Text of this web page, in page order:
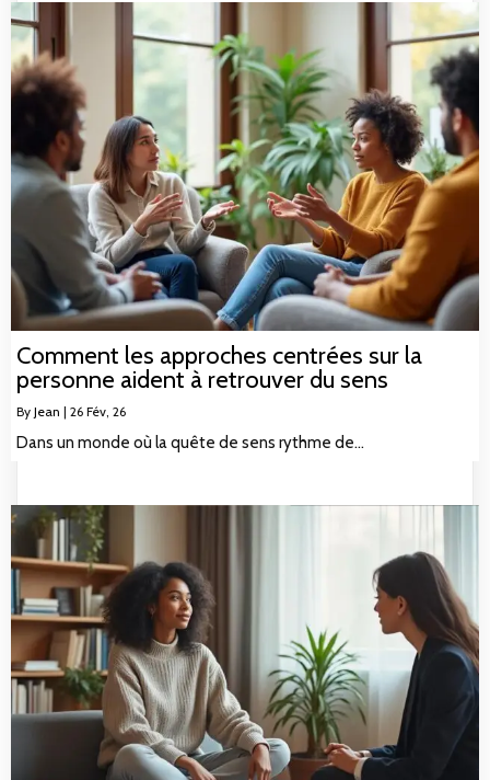
Comment les approches centrées sur la
personne aident à retrouver du sens
By Jean | 26 Fév, 26
Dans un monde où la quête de sens rythme de…